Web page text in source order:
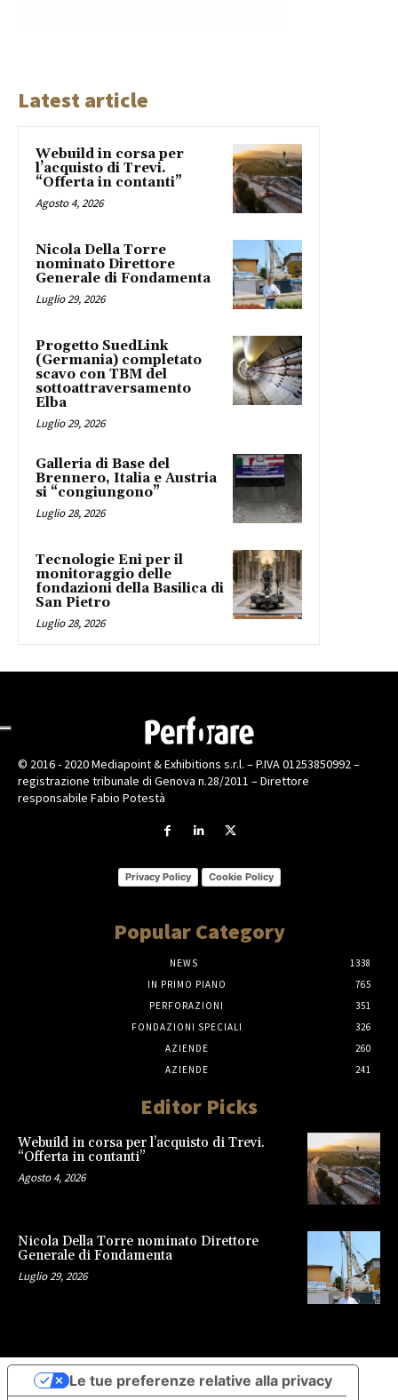
Latest article
Webuild in corsa per
l’acquisto di Trevi.
“Offerta in contanti”
Agosto 4, 2026
Nicola Della Torre
nominato Direttore
Generale di Fondamenta
Luglio 29, 2026
Progetto SuedLink
(Germania) completato
scavo con TBM del
sottoattraversamento
Elba
Luglio 29, 2026
Galleria di Base del
Brennero, Italia e Austria
si “congiungono”
Luglio 28, 2026
Tecnologie Eni per il
monitoraggio delle
fondazioni della Basilica di
San Pietro
Luglio 28, 2026
© 2016 - 2020 Mediapoint & Exhibitions s.r.l. – P.IVA 01253850992 –
registrazione tribunale di Genova n.28/2011 – Direttore
responsabile Fabio Potestà
Privacy Policy Cookie Policy
Popular Category
NEWS
1338
IN PRIMO PIANO
765
PERFORAZIONI
351
FONDAZIONI SPECIALI
326
AZIENDE
260
AZIENDE
241
Editor Picks
Webuild in corsa per l’acquisto di Trevi.
“Offerta in contanti”
Agosto 4, 2026
Nicola Della Torre nominato Direttore
Generale di Fondamenta
Luglio 29, 2026
Le tue preferenze relative alla privacy